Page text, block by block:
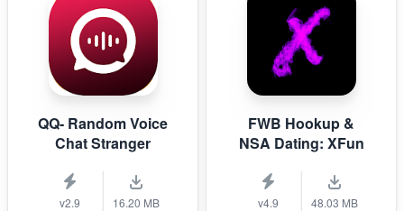
QQ- Random Voice
Chat Stranger
v2.9 16.20 MB
FWB Hookup &
NSA Dating: XFun
v4.9 48.03 MB